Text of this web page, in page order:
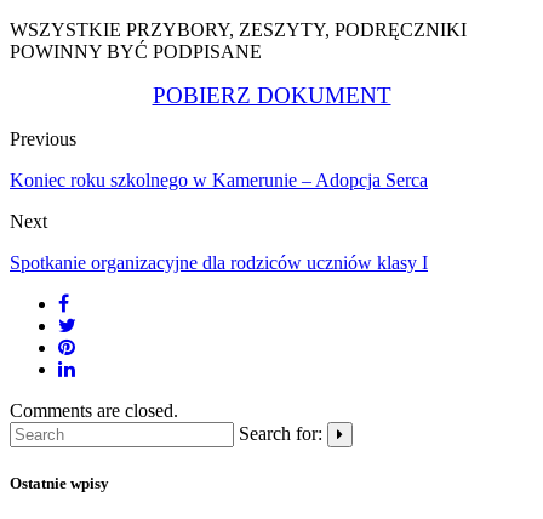
WSZYSTKIE PRZYBORY, ZESZYTY, PODRĘCZNIKI
POWINNY BYĆ PODPISANE
POBIERZ DOKUMENT
Previous
Koniec roku szkolnego w Kamerunie – Adopcja Serca
Next
Spotkanie organizacyjne dla rodziców uczniów klasy I
Comments are closed.
Search for:
Ostatnie wpisy